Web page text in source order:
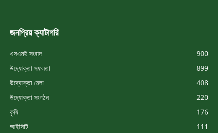
জনপ্রিয় ক্যাটাগরি
এসএমই সংবাদ
900
উদ্যোক্তা সফলতা
899
উদ্যোক্তা মেলা
408
উদ্যোক্তা সংগঠন
220
কৃষি
176
আইসিটি
111